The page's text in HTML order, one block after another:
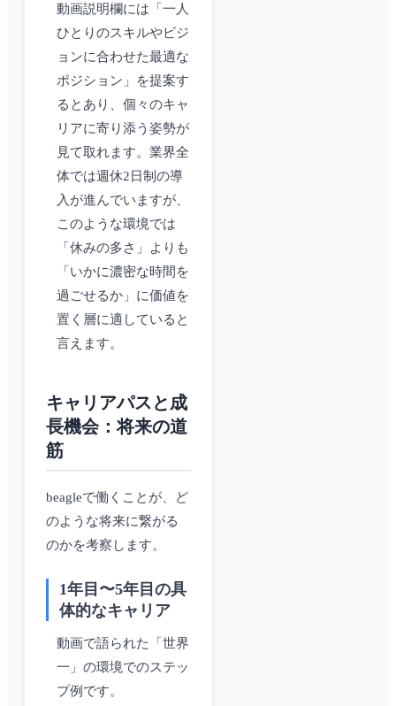
動画説明欄には「一人
ひとりのスキルやビジ
ョンに合わせた最適な
ポジション」を提案す
るとあり、個々のキャ
リアに寄り添う姿勢が
見て取れます。業界全
体では週休2日制の導
入が進んでいますが、
このような環境では
「休みの多さ」よりも
「いかに濃密な時間を
過ごせるか」に価値を
置く層に適していると
言えます。
キャリアパスと成
長機会：将来の道
筋
beagleで働くことが、ど
のような将来に繋がる
のかを考察します。
1年目〜5年目の具
体的なキャリア
動画で語られた「世界
一」の環境でのステッ
プ例です。